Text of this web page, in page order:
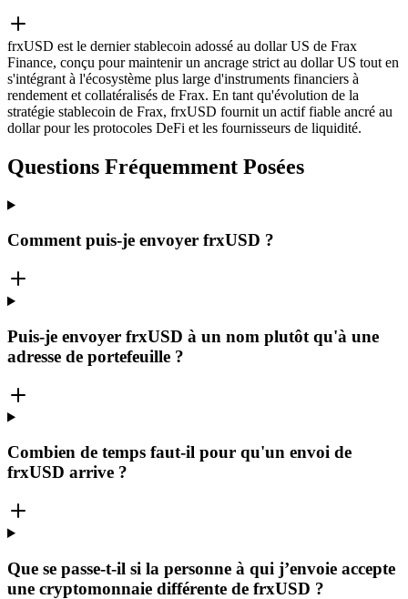
frxUSD est le dernier stablecoin adossé au dollar US de Frax
Finance, conçu pour maintenir un ancrage strict au dollar US tout en
s'intégrant à l'écosystème plus large d'instruments financiers à
rendement et collatéralisés de Frax. En tant qu'évolution de la
stratégie stablecoin de Frax, frxUSD fournit un actif fiable ancré au
dollar pour les protocoles DeFi et les fournisseurs de liquidité.
Questions Fréquemment Posées
Comment puis-je envoyer frxUSD ?
Puis-je envoyer frxUSD à un nom plutôt qu'à une
adresse de portefeuille ?
Combien de temps faut-il pour qu'un envoi de
frxUSD arrive ?
Que se passe-t-il si la personne à qui j’envoie accepte
une cryptomonnaie différente de frxUSD ?